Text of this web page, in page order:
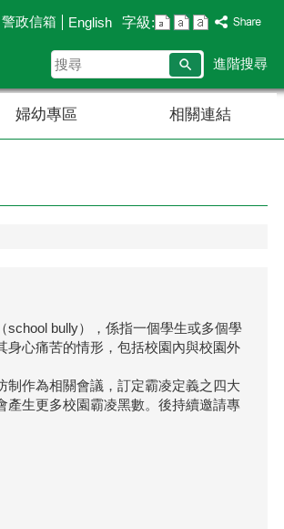
警政信箱 English 字級:
搜
尋
進階搜尋
婦幼專區 相關連結
school bully），係指一個學生或多個學
身心痛苦的情形，包括校園內與校園外
制作為相關會議，訂定霸凌定義之四大
生更多校園霸凌黑數。後持續邀請專